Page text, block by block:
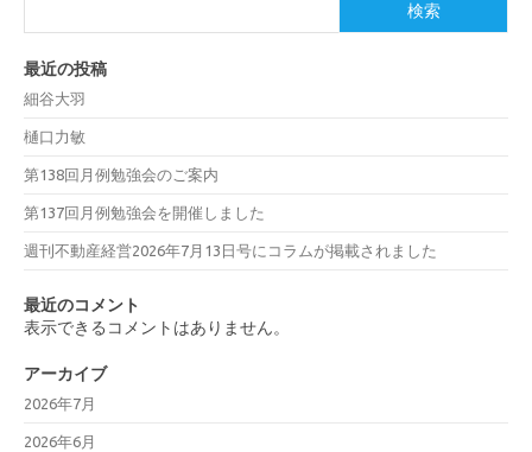
検索
最近の投稿
細谷大羽
樋口力敏
第138回月例勉強会のご案内
第137回月例勉強会を開催しました
週刊不動産経営2026年7月13日号にコラムが掲載されました
最近のコメント
表示できるコメントはありません。
アーカイブ
2026年7月
2026年6月